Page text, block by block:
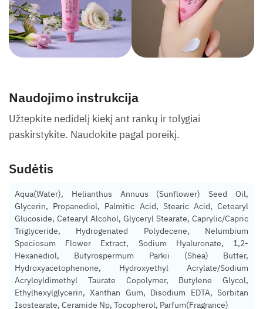
Naudojimo instrukcija
Užtepkite nedidelį kiekį ant rankų ir tolygiai
paskirstykite. Naudokite pagal poreikį.
Sudėtis
Aqua(Water), Helianthus Annuus (Sunflower) Seed Oil,
Glycerin, Propanediol, Palmitic Acid, Stearic Acid, Cetearyl
Glucoside, Cetearyl Alcohol, Glyceryl Stearate, Caprylic/Capric
Triglyceride, Hydrogenated Polydecene, Nelumbium
Speciosum Flower Extract, Sodium Hyaluronate, 1,2-
Hexanediol, Butyrospermum Parkii (Shea) Butter,
Hydroxyacetophenone, Hydroxyethyl Acrylate/Sodium
Acryloyldimethyl Taurate Copolymer, Butylene Glycol,
Ethylhexylglycerin, Xanthan Gum, Disodium EDTA, Sorbitan
Isostearate, Ceramide Np, Tocopherol, Parfum(Fragrance)